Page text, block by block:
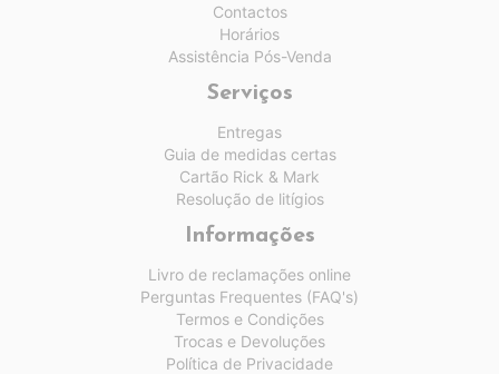
Contactos
Horários
Assistência Pós-Venda
Serviços
Entregas
Guia de medidas certas
Cartão Rick & Mark
Resolução de litígios
Informações
Livro de reclamações online
Perguntas Frequentes (FAQ's)
Termos e Condições
Trocas e Devoluções
Política de Privacidade